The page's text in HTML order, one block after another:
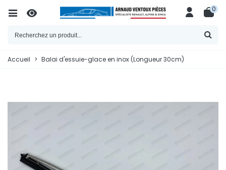
0
Accueil > Balai d'essuie-glace en inox (Longueur 30cm)